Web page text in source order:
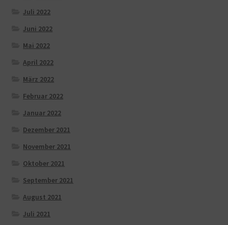
Juli 2022
Juni 2022
Mai 2022
April 2022
März 2022
Februar 2022
Januar 2022
Dezember 2021
November 2021
Oktober 2021
September 2021
August 2021
Juli 2021